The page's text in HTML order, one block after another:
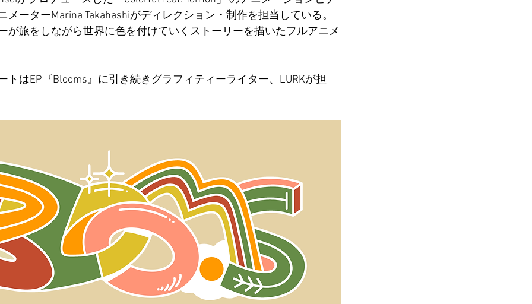
メーターMarina Takahashiがディレクション・制作を担当している。
が旅をしながら世界に色を付けていくストーリーを描いたフルアニメ
トはEP『Blooms』に引き続きグラフィティーライター、LURKが担